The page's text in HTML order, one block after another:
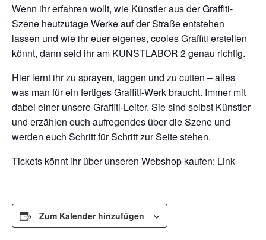
Wenn ihr erfahren wollt, wie Künstler aus der Graffiti-
Szene heutzutage Werke auf der Straße entstehen
lassen und wie ihr euer eigenes, cooles Graffiti erstellen
könnt, dann seid ihr am KUNSTLABOR 2 genau richtig.
Hier lernt ihr zu sprayen, taggen und zu cutten – alles
was man für ein fertiges Graffiti-Werk braucht. Immer mit
dabei einer unsere Graffiti-Leiter. Sie sind selbst Künstler
und erzählen euch aufregendes über die Szene und
werden euch Schritt für Schritt zur Seite stehen.
Tickets könnt ihr über unseren Webshop kaufen: Link
Zum Kalender hinzufügen